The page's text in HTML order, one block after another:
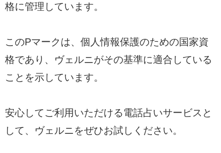
格に管理しています。
このPマークは、個人情報保護のための国家資
格であり、ヴェルニがその基準に適合している
ことを示しています。
安心してご利用いただける電話占いサービスと
して、ヴェルニをぜひお試しください。